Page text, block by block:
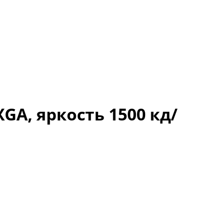
яркость 1500 кд/